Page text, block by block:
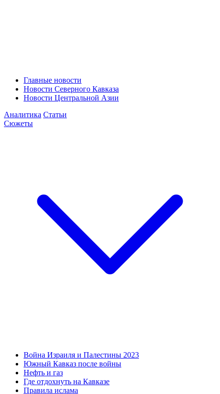
Главные новости
Новости Северного Кавказа
Новости Центральной Азии
Аналитика Статьи
Сюжеты
Война Израиля и Палестины 2023
Южный Кавказ после войны
Нефть и газ
Где отдохнуть на Кавказе
Правила ислама